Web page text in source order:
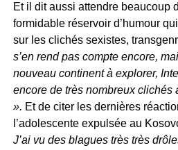
Et il dit aussi attendre beaucoup
formidable réservoir d’humour
sur les clichés sexistes,
s’en rend pas compte encore,
nouveau continent à explorer,
encore de très nombreux clichés
». Et de citer les dernières
l’adolescente expulsée au
J’ai vu des blagues très très